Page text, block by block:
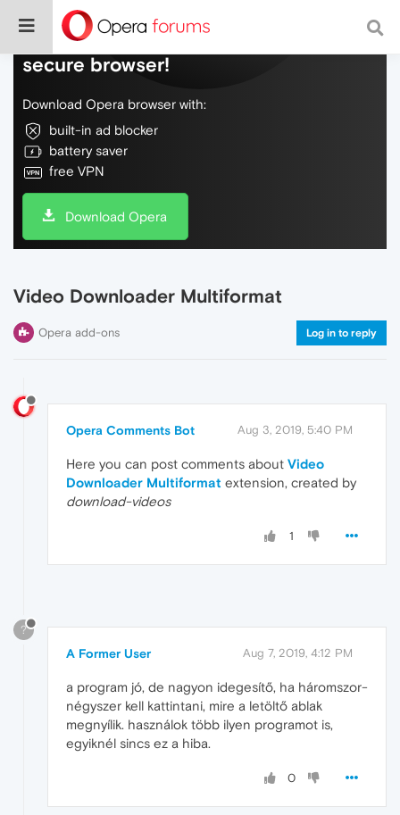
Do more on the web, with a fast and
secure browser!
Download Opera browser with:
built-in ad blocker
battery saver
free VPN
Download Opera
Video Downloader Multiformat
Opera add-ons Log in to reply
Opera Comments Bot Aug 3, 2019, 5:40 PM
Here you can post comments about Video
Downloader Multiformat extension, created by
download-videos
1
?
A Former User Aug 7, 2019, 4:12 PM
a program jó, de nagyon idegesítő, ha háromszor-
négyszer kell kattintani, mire a letöltő ablak
megnyílik. használok több ilyen programot is,
egyiknél sincs ez a hiba.
0